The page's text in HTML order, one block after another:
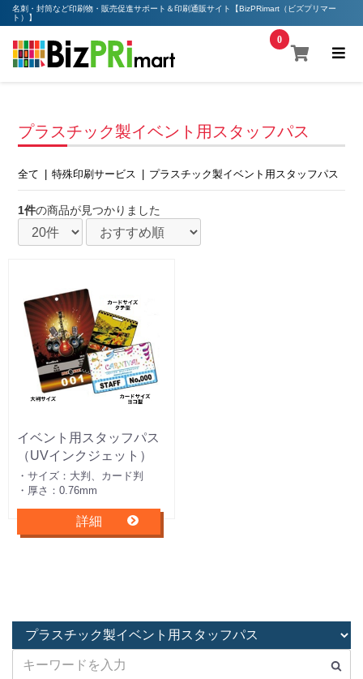
名刺・封筒など印刷物・販売促進サポート＆印刷通販サイト【BizPRimart（ビズプリマー
ト）】
0
プラスチック製イベント用スタッフパス
全て | 特殊印刷サービス | プラスチック製イベント用スタッフパス
1件の商品が見つかりました
イベント用スタッフパス
（UVインクジェット）
・サイズ：大判、カード判
・厚さ：0.76mm
詳細